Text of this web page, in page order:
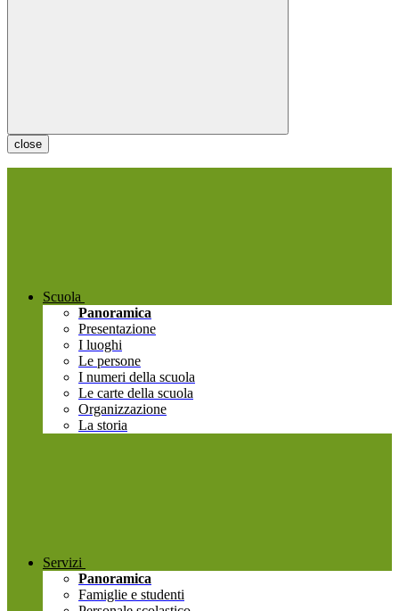
close
Scuola
Panoramica
Presentazione
I luoghi
Le persone
I numeri della scuola
Le carte della scuola
Organizzazione
La storia
Servizi
Panoramica
Famiglie e studenti